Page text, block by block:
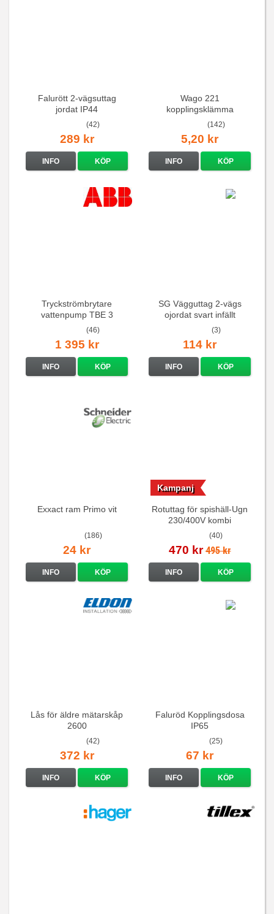
Falurött 2-vägsuttag
jordat IP44
(42)
289 kr
INFO KÖP
Wago 221
kopplingsklämma
(142)
5,20 kr
INFO KÖP
Tryckströmbrytare
vattenpump TBE 3
(46)
1 395 kr
INFO KÖP
SG Vägguttag 2-vägs
ojordat svart infällt
16A/250V
(3)
114 kr
INFO KÖP
Exxact ram Primo vit
(186)
24 kr
INFO KÖP
Rotuttag för spishäll-Ugn
230/400V kombi
(40)
Kampanj
470 kr 495 kr
INFO KÖP
Lås för äldre mätarskåp
2600
(42)
372 kr
INFO KÖP
Faluröd Kopplingsdosa
IP65
(25)
67 kr
INFO KÖP